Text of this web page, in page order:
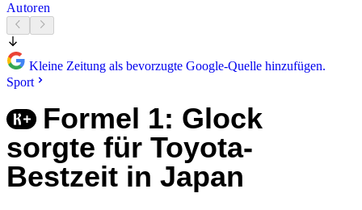
Autoren
Kleine Zeitung als bevorzugte Google-Quelle hinzufügen.
Sport
Formel 1: Glock
sorgte für Toyota-
Bestzeit in Japan